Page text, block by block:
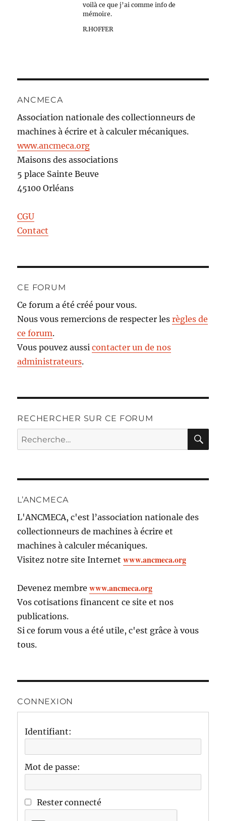
voilà ce que j’ai comme info de
mémoire.
R.HOFFER
ANCMECA
Association nationale des collectionneurs de
machines à écrire et à calculer mécaniques.
www.ancmeca.org
Maisons des associations
5 place Sainte Beuve
45100 Orléans
CGU
Contact
CE FORUM
Ce forum a été créé pour vous.
Nous vous remercions de respecter lesrègles de
ce forum.
Vous pouvez aussicontacter un de nos
administrateurs.
RECHERCHER SUR CE FORUM
Recherche
pour :
L’ANCMECA
L'ANCMECA, c'est l’association nationale des
collectionneurs de machines à écrire et
machines à calculer mécaniques.
Visitez notre site Internetwww.ancmeca.org
Devenez membrewww.ancmeca.org
Vos cotisations financent ce site et nos
publications.
Si ce forum vous a été utile, c'est grâce à vous
tous.
CONNEXION
Identifiant:
Mot de passe:
Rester connecté